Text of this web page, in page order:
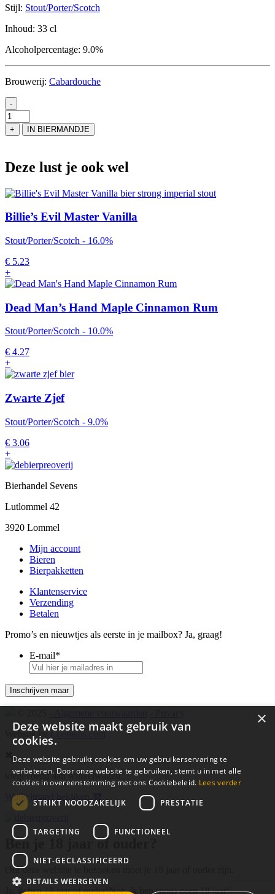
Stijl: Stout/Porter/Scotch
Inhoud: 33 cl
Alcoholpercentage: 9.0%
Brouwerij: Cabardouche
-
Stout
Mokke
aantal
+ IN BIERMANDJE
Deze lust je ook wel
Billie’s Evil Master Vanilla
Stout/Porter/Scotch - 16.0%
€ 5.23
+
Dead Man’s Hand Maple Cinnamon Rum
Stout/Porter/Scotch - 10.0%
€ 4.27
+
Zwarte Zjef
Stout/Porter/Scotch - 9.0%
€ 3.06
+
Bierhandel Sevens
Lutlommel 42
3920 Lommel
Mijn account
Bieren
Bierpakketten
Klantenservice
Verzending
Betalen
Promo’s en nieuwtjes als eerste in je mailbox? Ja, graag!
E-mail*
Website by Coemans.com
toegevoegd aan winkelwagen
Winkelmand bekijken
Ben je 18 jaar of ouder?
Om deze website te bezoeken moet je 18 jaar of ouder zijn.
Ja, ik ben 18 jaar of ouder!Nee, ik ben (nog) geen 18 jaar!
×
Deze website maakt gebruik van
cookies.
Deze website gebruikt cookies om uw gebruikerservaring te
verbeteren. Door onze website te gebruiken, stemt u in met alle
cookies in overeenstemming met ons Cookiebeleid. Lees verder
STRIKT NOODZAKELIJK
PRESTATIE
TARGETING FUNCTIONEEL
NIET-GECLASSIFICEERD
DETAILS WEERGEVEN